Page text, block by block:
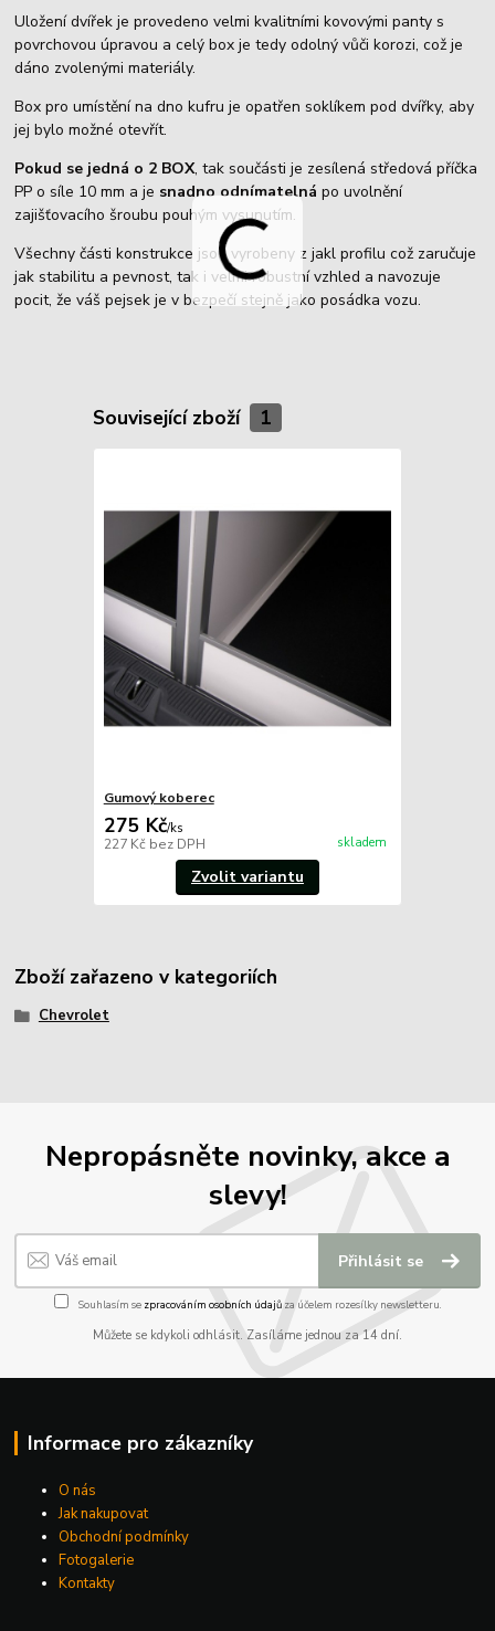
Uložení dvířek je provedeno velmi kvalitními kovovými panty s
povrchovou úpravou a celý box je tedy odolný vůči korozi, což je
dáno zvolenými materiály.
Box pro umístění na dno kufru je opatřen soklíkem pod dvířky, aby
jej bylo možné otevřít.
Pokud se jedná o 2 BOX, tak součásti je zesílená středová příčka
PP o síle 10 mm a je snadno odnímatelná po uvolnění
zajišťovacího šroubu pouhým vysunutím.
Všechny části konstrukce jsou vyrobeny z jakl profilu což zaručuje
jak stabilitu a pevnost, tak i velmi robustní vzhled a navozuje
pocit, že váš pejsek je v bezpečí stejně jako posádka vozu.
Související zboží 1
Gumový koberec
275 Kč/ks
227 Kč bez DPH skladem
Zvolit variantu
Zboží zařazeno v kategoriích
Chevrolet
Nepropásněte novinky, akce a
slevy!
Přihlásit se
Souhlasím se zpracováním osobních údajůza účelem rozesílky newsletteru.
Můžete se kdykoli odhlásit. Zasíláme jednou za 14 dní.
Informace pro zákazníky
O nás
Jak nakupovat
Obchodní podmínky
Fotogalerie
Kontakty